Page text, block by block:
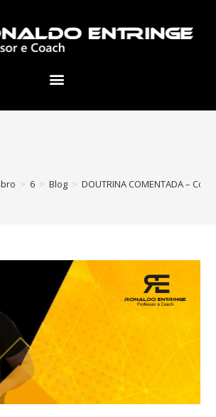
> 6 > Blog > DOUTRINA COMENTADA –